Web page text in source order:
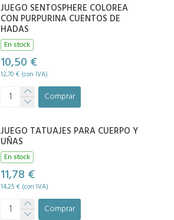
JUEGO SENTOSPHERE COLOREA
CON PURPURINA CUENTOS DE
HADAS
En stock
10,50 €
12,70 € (con IVA)
Comprar
JUEGO TATUAJES PARA CUERPO Y
UÑAS
En stock
11,78 €
14,25 € (con IVA)
Comprar